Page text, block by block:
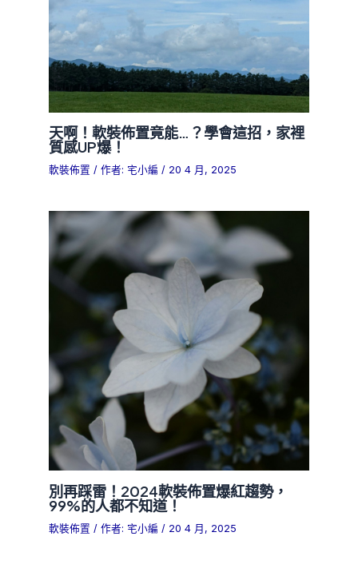
天啊！軟裝佈置竟能…？學會這招，家裡
質感UP爆！
軟裝佈置 / 作者: 宅小編/ 20 4 月, 2025
別再踩雷！2024軟裝佈置爆紅趨勢，
99%的人都不知道！
軟裝佈置 / 作者: 宅小編 / 20 4 月, 2025